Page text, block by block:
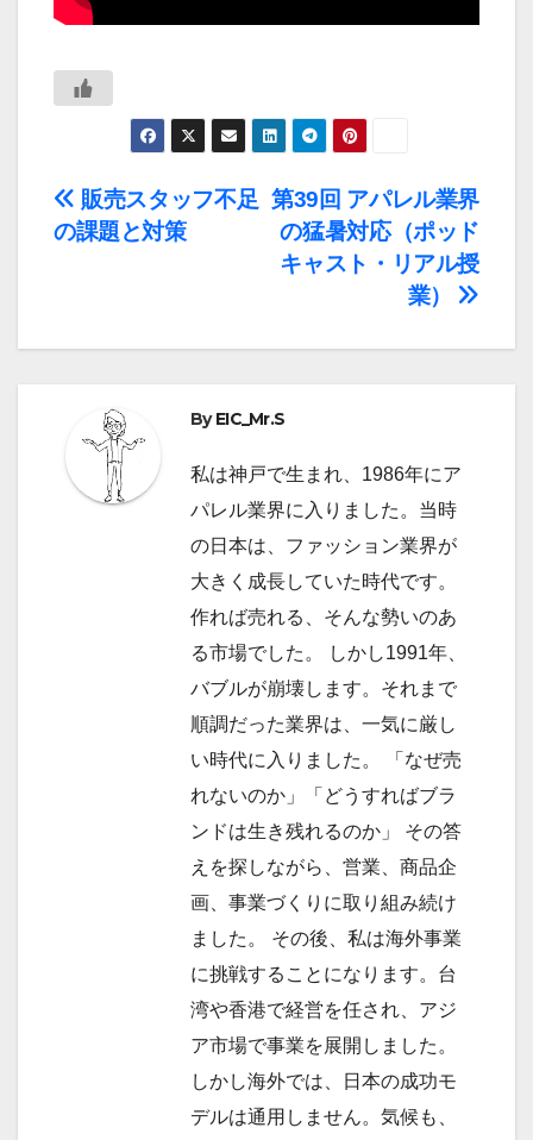
投
稿
ビ
ー
シ
第39回 アパレル業界
の猛暑対応（ポッド
キャスト・リアル授
業）
販売スタッフ不足
の課題と対策
ByEIC_Mr.S
私は神戸で生まれ、1986年にア
パレル業界に入りました。当時
の日本は、ファッション業界が
大きく成長していた時代です。
作れば売れる、そんな勢いのあ
る市場でした。 しかし1991年、
バブルが崩壊します。それまで
順調だった業界は、一気に厳し
い時代に入りました。 「なぜ売
れないのか」「どうすればブラ
ンドは生き残れるのか」 その答
えを探しながら、営業、商品企
画、事業づくりに取り組み続け
ました。 その後、私は海外事業
に挑戦することになります。台
湾や香港で経営を任され、アジ
ア市場で事業を展開しました。
しかし海外では、日本の成功モ
デルは通用しません。気候も、